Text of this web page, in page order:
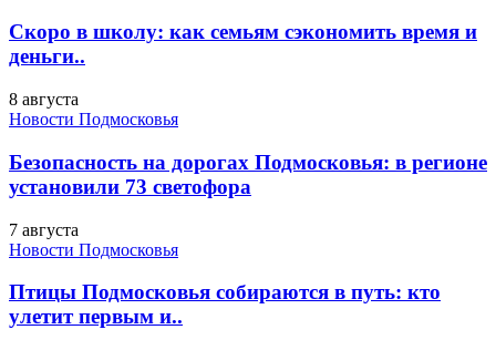
Скоро в школу: как семьям сэкономить время и
деньги..
8 августа
Новости Подмосковья
Безопасность на дорогах Подмосковья: в регионе
установили 73 светофора
7 августа
Новости Подмосковья
Птицы Подмосковья собираются в путь: кто
улетит первым и..